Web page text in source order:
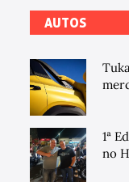
AUTOS
1ª
no